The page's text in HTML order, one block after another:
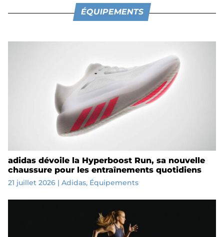
ÉQUIPEMENTS
adidas dévoile la Hyperboost Run, sa nouvelle
chaussure pour les entraînements quotidiens
21 juillet 2026| Adidas, Équipements